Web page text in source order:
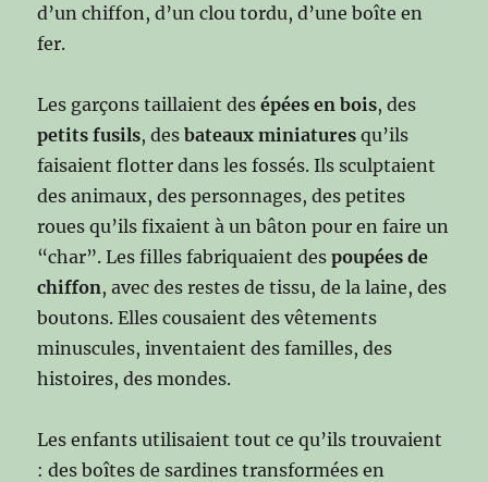
d’un chiffon, d’un clou tordu, d’une boîte en
fer.
Les garçons taillaient desépées en bois, des
petits fusils, desbateaux miniatures qu’ils
faisaient flotter dans les fossés. Ils sculptaient
des animaux, des personnages, des petites
roues qu’ils fixaient à un bâton pour en faire un
“char”. Les filles fabriquaient despoupées de
chiffon, avec des restes de tissu, de la laine, des
boutons. Elles cousaient des vêtements
minuscules, inventaient des familles, des
histoires, des mondes.
Les enfants utilisaient tout ce qu’ils trouvaient
: des boîtes de sardines transformées en